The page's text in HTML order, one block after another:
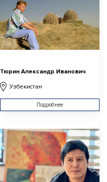
Тюрин Александр Иванович
Узбекистан
Подробнее